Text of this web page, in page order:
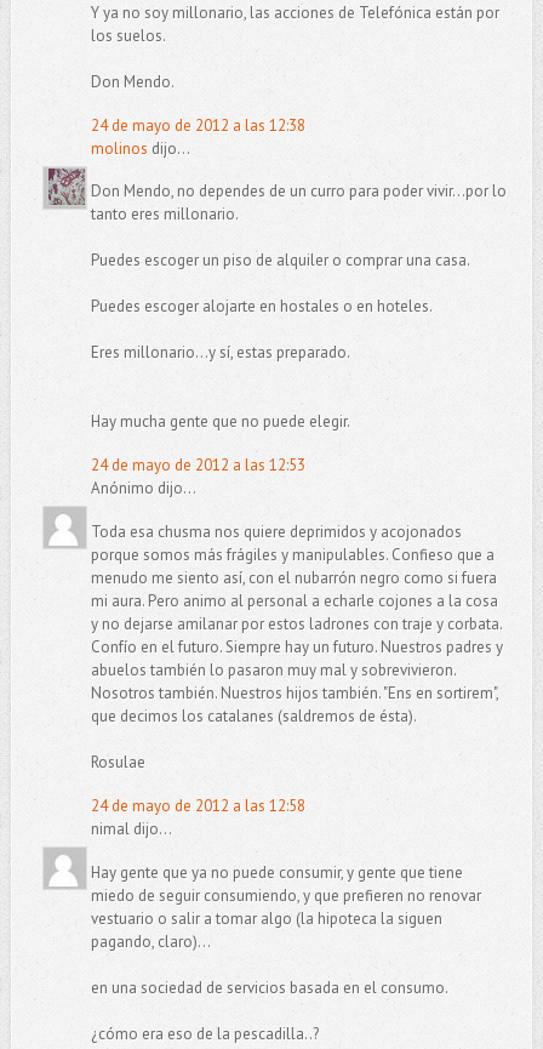
Y ya no soy millonario, las acciones de Telefónica están por
los suelos.
Don Mendo.
24 de mayo de 2012 a las 12:38
molinos dijo...
Don Mendo, no dependes de un curro para poder vivir...por lo
tanto eres millonario.
Puedes escoger un piso de alquiler o comprar una casa.
Puedes escoger alojarte en hostales o en hoteles.
Eres millonario...y sí, estas preparado.
Hay mucha gente que no puede elegir.
24 de mayo de 2012 a las 12:53
Anónimo dijo...
Toda esa chusma nos quiere deprimidos y acojonados
porque somos más frágiles y manipulables. Confieso que a
menudo me siento así, con el nubarrón negro como si fuera
mi aura. Pero animo al personal a echarle cojones a la cosa
y no dejarse amilanar por estos ladrones con traje y corbata.
Confío en el futuro. Siempre hay un futuro. Nuestros padres y
abuelos también lo pasaron muy mal y sobrevivieron.
Nosotros también. Nuestros hijos también. "Ens en sortirem",
que decimos los catalanes (saldremos de ésta).
Rosulae
24 de mayo de 2012 a las 12:58
nimal dijo...
Hay gente que ya no puede consumir, y gente que tiene
miedo de seguir consumiendo, y que prefieren no renovar
vestuario o salir a tomar algo (la hipoteca la siguen
pagando, claro)...
en una sociedad de servicios basada en el consumo.
¿cómo era eso de la pescadilla..?